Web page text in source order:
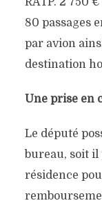
80 passages
par avion
destination
Une prise en
Le député
bureau, soit
résidence